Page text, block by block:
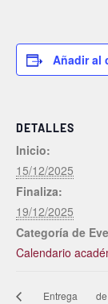
Añadir al
DETALLES
Inicio:
15/12/2025
Finaliza:
19/12/2025
Categoría de
Calendario
Entrega de